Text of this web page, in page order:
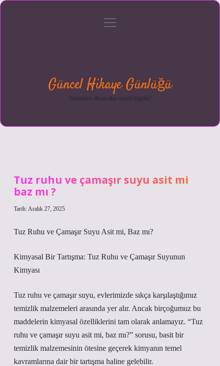
menüyü
Güncel Hikaye Günlüğü
Sektörden ilham alan neşeli bilgiler!
Tuz ruhu ve çamaşır suyu asit mi
baz mı ?
Tarih: Aralık 27, 2025
Tuz Ruhu ve Çamaşır Suyu Asit mi, Baz mı?
Kimyasal Bir Tartışma: Tuz Ruhu ve Çamaşır Suyunun
Kimyası
Tuz ruhu ve çamaşır suyu, evlerimizde sıkça karşılaştığımız
temizlik malzemeleri arasında yer alır. Ancak birçoğumuz bu
maddelerin kimyasal özelliklerini tam olarak anlamayız. “Tuz
ruhu ve çamaşır suyu asit mi, baz mı?” sorusu, basit bir
temizlik malzemesinin ötesine geçerek kimyanın temel
kavramlarına dair bir tartışma haline gelebilir.